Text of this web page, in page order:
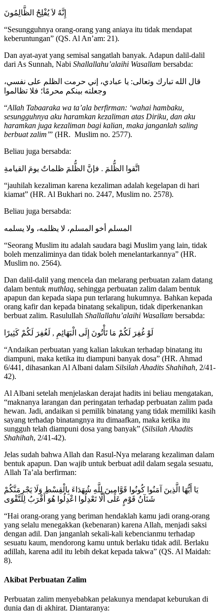
إِنَّهُ لاَ يُفْلِحُ الظَّالِمُونَ
“Sesungguhnya orang-orang yang aniaya itu tidak mendapat
keberuntungan” (QS. Al An’am: 21).
Dan ayat-ayat yang semisal sangatlah banyak. Adapun dalil-dalil
dari As Sunnah, Nabi Shallallahu’alaihi Wasallam bersabda:
قال الله تبارك وتعالى: يا عبادي، إني حرمت الظلم على نفسي،
وجعلته بينكم محرمًا؛ فلا تظالموا
“Allah Tabaaraka wa ta’ala berfirman: ‘wahai hambaku,
sesungguhnya aku haramkan kezaliman atas Diriku, dan aku
haramkan juga kezaliman bagi kalian, maka janganlah saling
berbuat zalim’” (HR. Muslim no. 2577).
Beliau juga bersabda:
اتَّقوا الظُّلمَ . فإنَّ الظُّلمَ ظلماتٌ يومَ القيامةِ
“jauhilah kezaliman karena kezaliman adalah kegelapan di hari
kiamat” (HR. Al Bukhari no. 2447, Muslim no. 2578).
Beliau juga bersabda:
المسلم أخو المسلم، لا يظلمه، ولا يسلمه
“Seorang Muslim itu adalah saudara bagi Muslim yang lain, tidak
boleh menzaliminya dan tidak boleh menelantarkannya” (HR.
Muslim no. 2564).
Dan dalil-dalil yang mencela dan melarang perbuatan zalam datang
dalam bentuk muthlaq, sehingga perbuatan zalim dalam bentuk
apapun dan kepada siapa pun terlarang hukumnya. Bahkan kepada
orang kafir dan kepada binatang sekalipun, tidak diperkenankan
berbuat zalim. Rasulullah Shallallahu’alaihi Wasallam bersabda:
لَوْ غُفِرَ لَكُمْ مَا تَأْتُونَ إِلَى الْبَهَائِمِ , لَغُفِرَ لَكُمْ كَثِيرًا
“Andaikan perbuatan yang kalian lakukan terhadap binatang itu
diampuni, maka ketika itu diampuni banyak dosa” (HR. Ahmad
6/441, dihasankan Al Albani dalam Silsilah Ahadits Shahihah, 2/41-
42).
Al Albani setelah menjelaskan derajat hadits ini beliau mengatakan,
“maknanya larangan dan peringatan terhadap perbuatan zalim pada
hewan. Jadi, andaikan si pemilik binatang yang tidak memiliki kasih
sayang terhadap binatangnya itu dimaafkan, maka ketika itu
sungguh telah diampuni dosa yang banyak” (Silsilah Ahadits
Shahihah, 2/41-42).
Jelas sudah bahwa Allah dan Rasul-Nya melarang kezaliman dalam
bentuk apapun. Dan wajib untuk berbuat adil dalam segala sesuatu,
Allah Ta’ala berfirman:
يَا أَيُّهَا الَّذِينَ آمَنُوا كُونُوا قَوَّامِينَ لِلَّهِ شُهَدَاءَ بِالْقِسْطِ وَلَا يَجْرِمَنَّكُمْ
شَنَآنُ قَوْمٍ عَلَى أَلَّا تَعْدِلُوا اعْدِلُوا هُوَ أَقْرَبُ لِلتَّقْوَى
“Hai orang-orang yang beriman hendaklah kamu jadi orang-orang
yang selalu menegakkan (kebenaran) karena Allah, menjadi saksi
dengan adil. Dan janganlah sekali-kali kebencianmu terhadap
sesuatu kaum, mendorong kamu untuk berlaku tidak adil. Berlaku
adillah, karena adil itu lebih dekat kepada takwa” (QS. Al Maidah:
8).
Akibat Perbuatan Zalim
Perbuatan zalim menyebabkan pelakunya mendapat keburukan di
dunia dan di akhirat. Diantaranya: